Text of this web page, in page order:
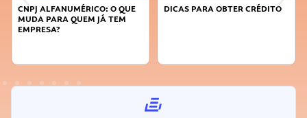
DICAS PARA OBTER CRÉDITO
FAÇA A DIFERENÇA: SEJA